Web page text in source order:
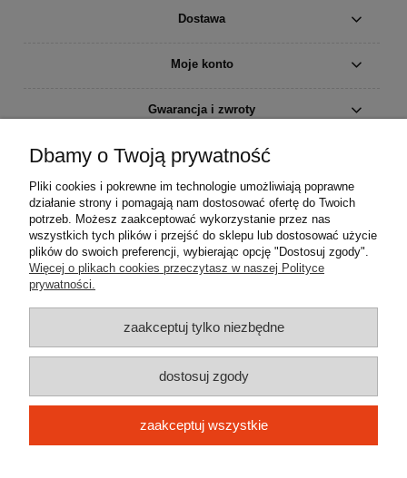
Dostawa
Moje konto
Gwarancja i zwroty
O firmie
Dbamy o Twoją prywatność
Pliki cookies i pokrewne im technologie umożliwiają poprawne
działanie strony i pomagają nam dostosować ofertę do Twoich
potrzeb. Możesz zaakceptować wykorzystanie przez nas
wszystkich tych plików i przejść do sklepu lub dostosować użycie
plików do swoich preferencji, wybierając opcję "Dostosuj zgody".
Więcej o plikach cookies przeczytasz w naszej Polityce
prywatności.
zaakceptuj tylko niezbędne
dostosuj zgody
zaakceptuj wszystkie